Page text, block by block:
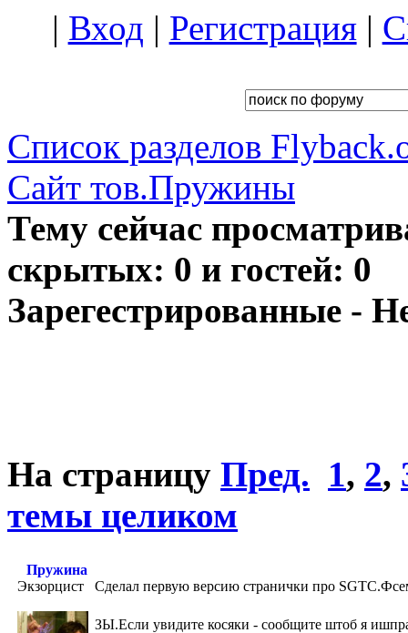
| Вход | Регистрация|
Список разделов
Сайт тов.Пружины
Тему сейчас
скрытых: 0 и гостей: 0
Зарегестрированные -
На страницу Пред. 1, 2,
темы целиком
Пружина
Экзорцист
Сделал первую версию странички про
ЗЫ.Если увидите косяки - сообщите штоб я